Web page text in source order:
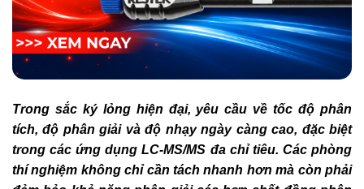
Trong sắc ký lỏng hiện đại, yêu cầu về tốc độ phân
tích, độ phân giải và độ nhạy ngày càng cao, đặc biệt
trong các ứng dụng LC-MS/MS đa chỉ tiêu. Các phòng
thí nghiệm không chỉ cần tách nhanh hơn mà còn phải